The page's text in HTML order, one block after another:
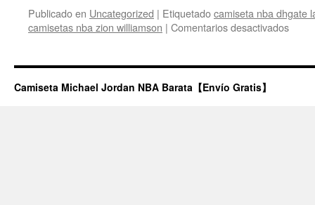
Publicado en Uncategorized | Etiquetadocamiseta nba dhgate
camisetas nba zion williamson | Comentarios desactivadosen
2019
Camiseta Michael Jordan NBA Barata【Envío Gratis】